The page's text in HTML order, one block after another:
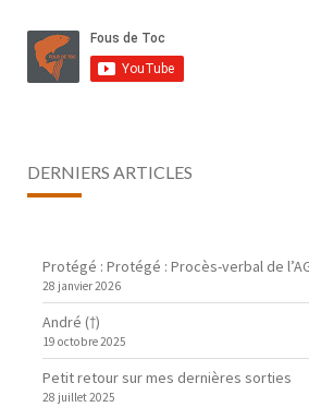
DERNIERS ARTICLES
Protégé : Protégé : Procès-verbal de
28 janvier 2026
André (†)
19 octobre 2025
Petit retour sur mes dernières sorties
28 juillet 2025